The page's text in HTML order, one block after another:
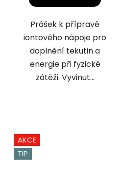
Prášek k přípravě
iontového nápoje pro
doplnění tekutin a
energie při fyzické
zátěži. Vyvinut...
AKCE
TIP